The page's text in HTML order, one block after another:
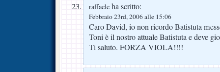
raffaele ha scritto:
Febbraio 23rd, 2006 alle 15:06
Caro David, io non ricordo Batistuta
Toni è il nostro attuale Batistuta e deve
Ti saluto. FORZA VIOLA!!!!